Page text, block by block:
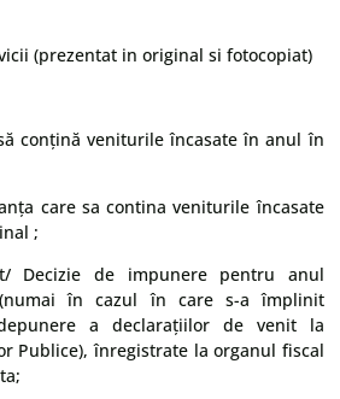
(prezentat in original si fotocopiat)
conțină veniturile încasate în anul în
care sa contina veniturile încasate
;
Decizie de impunere pentru anul
în cazul în care s-a împlinit
a declarațiilor de venit la
Publice), înregistrate la organul fiscal